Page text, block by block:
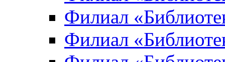
Филиал
Филиал